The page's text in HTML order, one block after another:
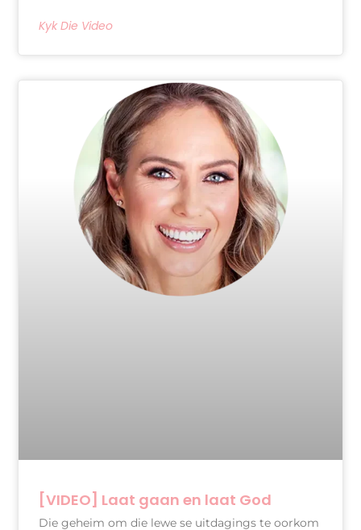
Kyk Die Video
[VIDEO] Laat gaan en laat God
Die geheim om die lewe se uitdagings te oorkom